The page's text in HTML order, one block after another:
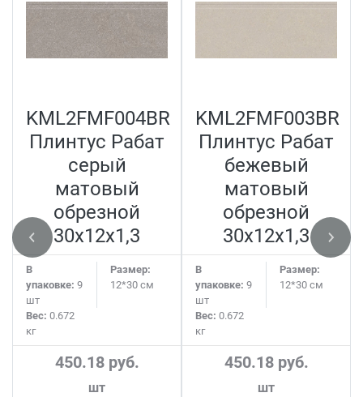
KML2FMF004BR
Плинтус Рабат
серый
матовый
обрезной
30x12x1,3
В
упаковке: 9
шт
Размер:
12*30 см
Вес: 0.672
кг
450.18 руб.
шт
KML2FMF003BR
Плинтус Рабат
бежевый
матовый
обрезной
30x12x1,3
В
упаковке: 9
шт
Размер:
12*30 см
Вес: 0.672
кг
450.18 руб.
шт